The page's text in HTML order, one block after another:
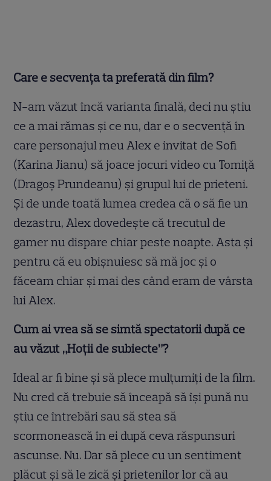
Care e secvența ta preferată din film?
N-am văzut încă varianta finală, deci nu știu
ce a mai rămas și ce nu, dar e o secvență în
care personajul meu Alex e invitat de Sofi
(Karina Jianu) să joace jocuri video cu Tomiță
(Dragoș Prundeanu) și grupul lui de prieteni.
Și de unde toată lumea credea că o să fie un
dezastru, Alex dovedește că trecutul de
gamer nu dispare chiar peste noapte. Asta și
pentru că eu obișnuiesc să mă joc și o
făceam chiar și mai des când eram de vârsta
lui Alex.
Cum ai vrea să se simtă spectatorii după ce
au văzut „Hoții de subiecte”?
Ideal ar fi bine și să plece mulțumiți de la film.
Nu cred că trebuie să înceapă să își pună nu
știu ce întrebări sau să stea să
scormonească în ei după ceva răspunsuri
ascunse. Nu. Dar să plece cu un sentiment
plăcut și să le zică și prietenilor lor că au